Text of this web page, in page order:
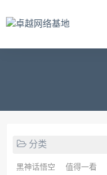
分类
黑神话悟空 值得一看